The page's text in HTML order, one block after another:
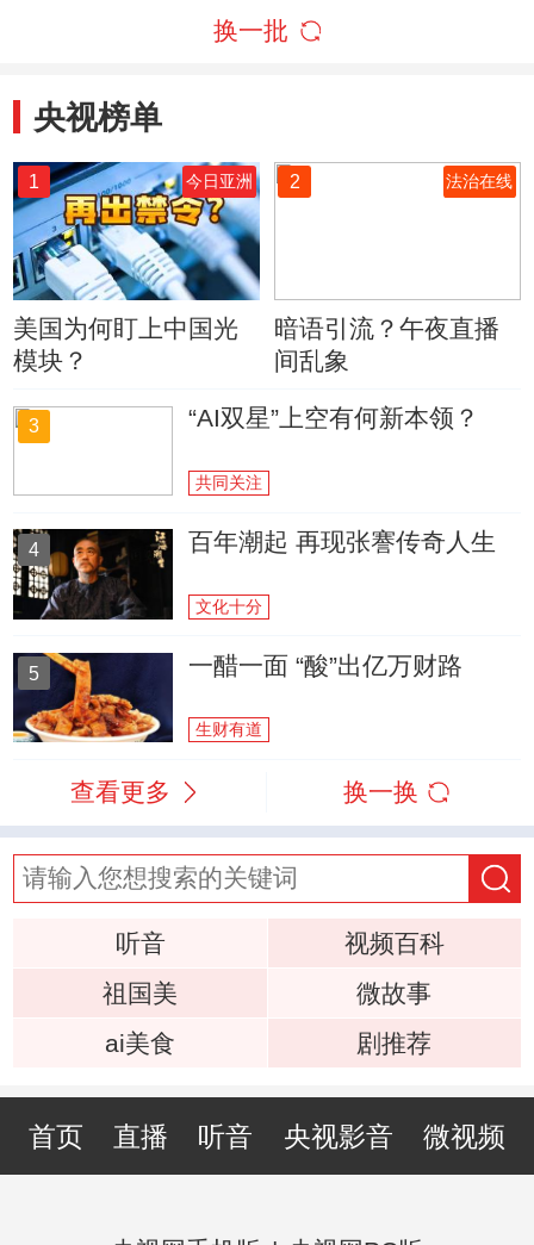
换一批
央视榜单
1 今日亚洲
美国为何盯上中国光
模块？
2 法治在线
暗语引流？午夜直播
间乱象
3 “AI双星”上空有何新本领？
共同关注
4 百年潮起 再现张謇传奇人生
文化十分
5 一醋一面 “酸”出亿万财路
生财有道
查看更多 换一换
听音
视频百科
祖国美
微故事
ai美食
剧推荐
首页 直播 听音 央视影音 微视频